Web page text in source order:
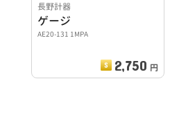
長野計器
ゲージ
AE20-131 1MPA
2,750 円